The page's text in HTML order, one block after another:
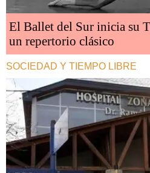
El Ballet del Sur inicia su
un repertorio clásico
SOCIEDAD Y TIEMPO LIBRE